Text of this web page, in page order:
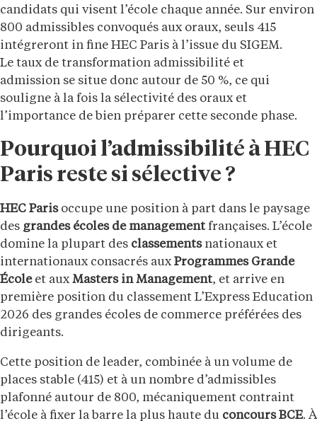
candidats qui visent l’école chaque année. Sur environ
800 admissibles convoqués aux oraux, seuls 415
intégreront in fine HEC Paris à l’issue du SIGEM.
Le taux de transformation admissibilité et
admission se situe donc autour de 50 %, ce qui
souligne à la fois la sélectivité des oraux et
l’importance de bien préparer cette seconde phase.
Pourquoi l’admissibilité à HEC
Paris reste si sélective ?
HEC Parisoccupe une position à part dans le paysage
des grandes écoles de managementfrançaises. L’école
domine la plupart des classementsnationaux et
internationaux consacrés aux Programmes Grande
Écoleet aux Masters in Management, et arrive en
première position du classement L’Express Education
2026 des grandes écoles de commerce préférées des
dirigeants.
Cette position de leader, combinée à un volume de
places stable (415) et à un nombre d’admissibles
plafonné autour de 800, mécaniquement contraint
l’école à fixer la barre la plus haute du concours BCE. À